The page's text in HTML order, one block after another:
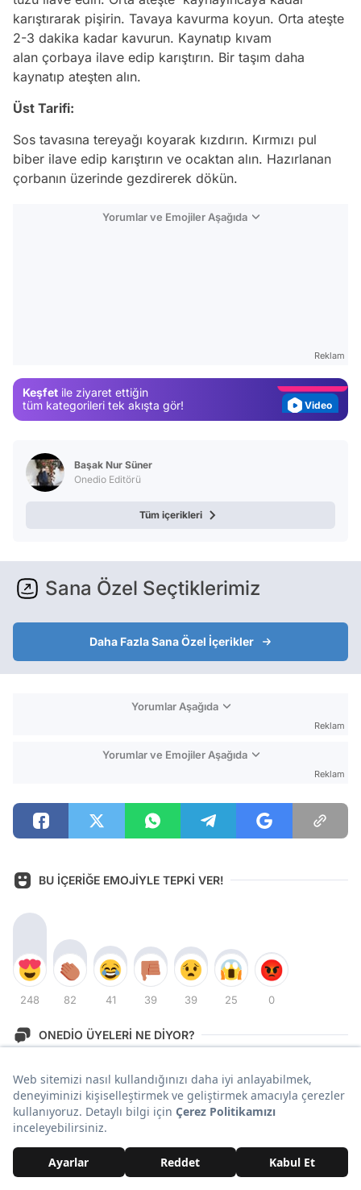
karıştırarak pişirin. Tavaya kavurma koyun. Orta ateşte
2-3 dakika kadar kavurun. Kaynatıp kıvam
alan çorbaya ilave edip karıştırın. Bir taşım daha
kaynatıp ateşten alın.
Üst Tarifi:
Sos tavasına tereyağı koyarak kızdırın. Kırmızı pul
biber ilave edip karıştırın ve ocaktan alın. Hazırlanan
çorbanın üzerinde gezdirerek dökün.
Yorumlar ve Emojiler Aşağıda
Reklam
Keşfet ile ziyaret ettiğin
tüm kategorileri tek akışta gör!
Video
Başak Nur Süner
Onedio Editörü
Tüm içerikleri
Sana Özel Seçtiklerimiz
Daha Fazla Sana Özel İçerikler
Yorumlar Aşağıda
Reklam
Yorumlar ve Emojiler Aşağıda
Reklam
BU İÇERİĞE EMOJİYLE TEPKİ VER!
248 82 41 39 39 25 0
ONEDİO ÜYELERİ NE DİYOR?
Yorum Yazın